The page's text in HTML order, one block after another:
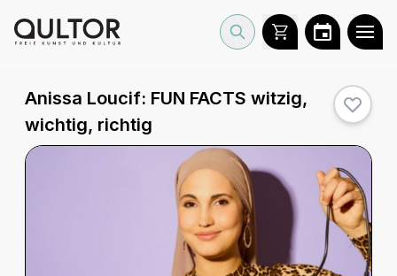
Anissa Loucif: FUN FACTS witzig,
wichtig, richtig